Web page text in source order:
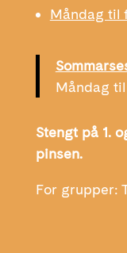
Måndag til
Måndag til
Stengt på 1.
pinsen.
For grupper: